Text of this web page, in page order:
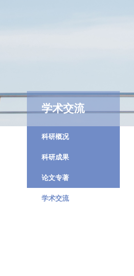
学术交流
科研概况
科研成果
论文专著
学术交流